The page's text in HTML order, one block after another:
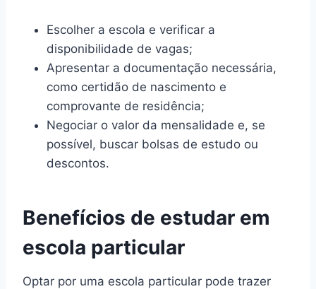
Escolher a escola e verificar a
disponibilidade de vagas;
Apresentar a documentação necessária,
como certidão de nascimento e
comprovante de residência;
Negociar o valor da mensalidade e, se
possível, buscar bolsas de estudo ou
descontos.
Benefícios de estudar em
escola particular
Optar por uma escola particular pode trazer